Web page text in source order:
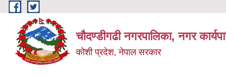
Skip to main content
चौदण्डीगढी नगरपालिका, नगर
कोशी प्रदेश, नेपाल सरकार